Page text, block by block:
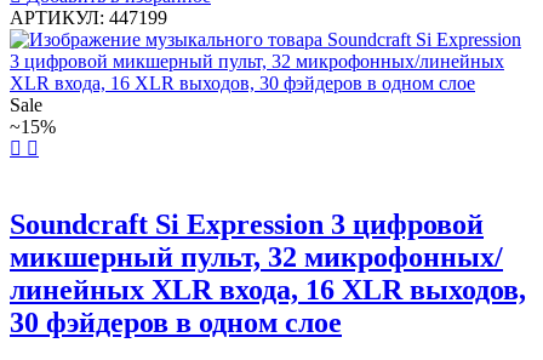
АРТИКУЛ: 447199
Sale
~15%
Soundcraft Si Expression 3 цифровой
микшерный пульт, 32 микрофонных/
линейных XLR входа, 16 XLR выходов,
30 фэйдеров в одном слое